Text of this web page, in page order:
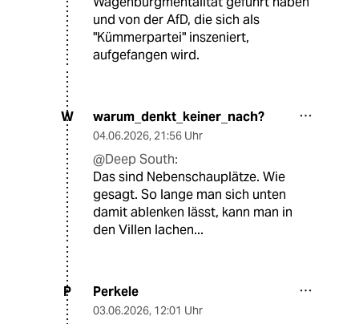
und von der AfD, die sich als
"Kümmerpartei" inszeniert,
aufgefangen wird.
W warum_denkt_keiner_nach?
04.06.2026, 21:56 Uhr
@Deep South:
Das sind Nebenschauplätze. Wie
gesagt. So lange man sich unten
damit ablenken lässt, kann man in
den Villen lachen...
P Perkele
03.06.2026, 12:01 Uhr